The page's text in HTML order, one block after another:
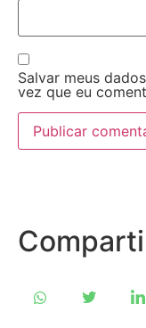
Salvar meus
vez que eu